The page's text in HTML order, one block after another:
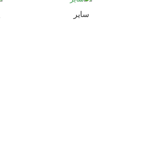
سایر